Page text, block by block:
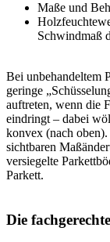
Maße und
Schwindmaß
Bei unbehandeltem
geringe
auftreten, wenn die
eindringt – dabei
konvex (nach
sichtbaren
versiegelte
Parkett.
Die